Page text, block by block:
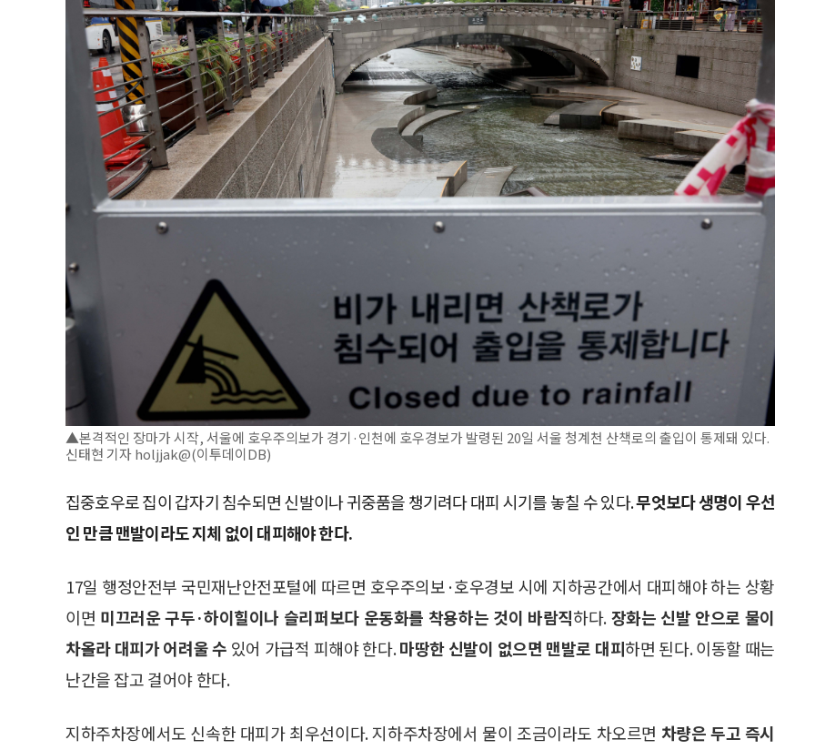
▲본격적인 장마가 시작, 서울에 호우주의보가 경기·인천에 호우경보가 발령된 20일 서울 청계천 산책로의 출입이 통제돼 있다.
신태현 기자 holjjak@(이투데이DB)
집중호우로 집이 갑자기 침수되면 신발이나 귀중품을 챙기려다 대피 시기를 놓칠 수 있다.무엇보다 생명이 우선
인 만큼 맨발이라도 지체 없이 대피해야 한다.
17일 행정안전부 국민재난안전포털에 따르면 호우주의보·호우경보 시에 지하공간에서 대피해야 하는 상황
이면 미끄러운 구두·하이힐이나 슬리퍼보다 운동화를 착용하는 것이 바람직하다.장화는 신발 안으로 물이
차올라 대피가 어려울 수 있어 가급적 피해야 한다.마땅한 신발이 없으면 맨발로 대피하면 된다. 이동할 때는
난간을 잡고 걸어야 한다.
지하주차장에서도 신속한 대피가 최우선이다. 지하주차장에서 물이 조금이라도 차오르면 차량은 두고 즉시